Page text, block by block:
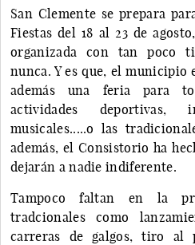
San Clemente se prepara
Fiestas del 18 al 23 de
organizada con tan poco
nunca. Y es que, el
además una feria para
actividades deportivas,
musicales.....o las
además, el Consistorio ha
dejarán a nadie indiferente.
Tampoco faltan en la
tradcionales como
carreras de galgos, tiro al